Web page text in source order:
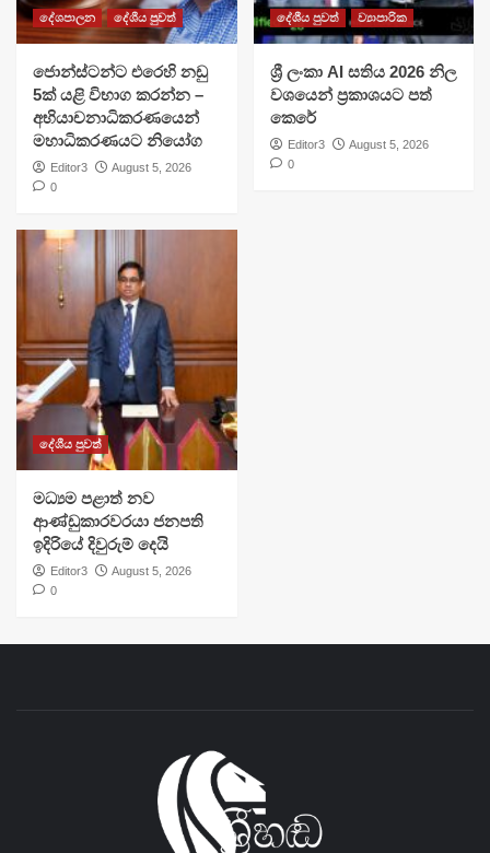
දේශපාලන දේශීය පුවත්
ජොන්ස්ටන්ට එරෙහි නඩු
5ක් යළි විභාග කරන්න –
අභියාචනාධිකරණයෙන්
මහාධිකරණයට නියෝග
Editor3
August 5, 2026
0
දේශීය පුවත් ව්‍යාපාරික
ශ්‍රී ලංකා AI සතිය 2026 නිල
වශයෙන් ප්‍රකාශයට පත්
කෙරේ
Editor3
August 5, 2026
0
දේශීය පුවත්
මධ්‍යම පළාත් නව
ආණ්ඩුකාරවරයා ජනපති
ඉදිරියේ දිවුරුම් දෙයි
Editor3
August 5, 2026
0